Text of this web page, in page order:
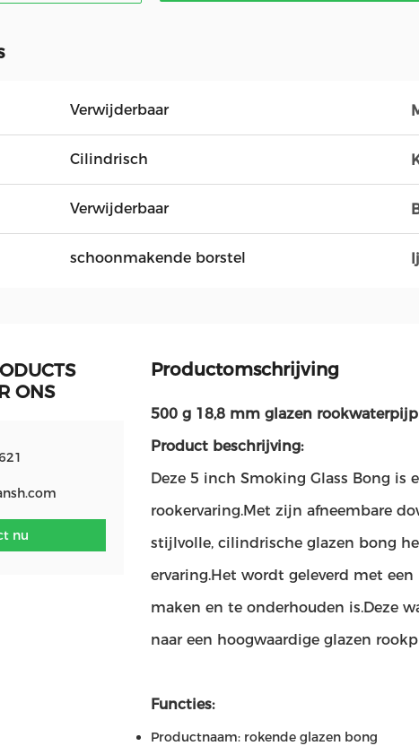
Verwijderbaar
Cilindrisch
Verwijderbaar
schoonmakende borstel
ONS
nu
Productomschrijving
500 g 18,8 mm glazen
Product beschrijving:
Deze 5 inch Smoking Glass Bong is
rookervaring.Met zijn afneembare
stijlvolle, cilindrische glazen bong
ervaring.Het wordt geleverd met
maken en te onderhouden is.Deze
naar een hoogwaardige glazen
Functies:
Productnaam: rokende glazen bong